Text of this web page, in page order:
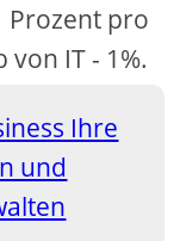
Prozent pro
IT - 1%.
Ihre
und